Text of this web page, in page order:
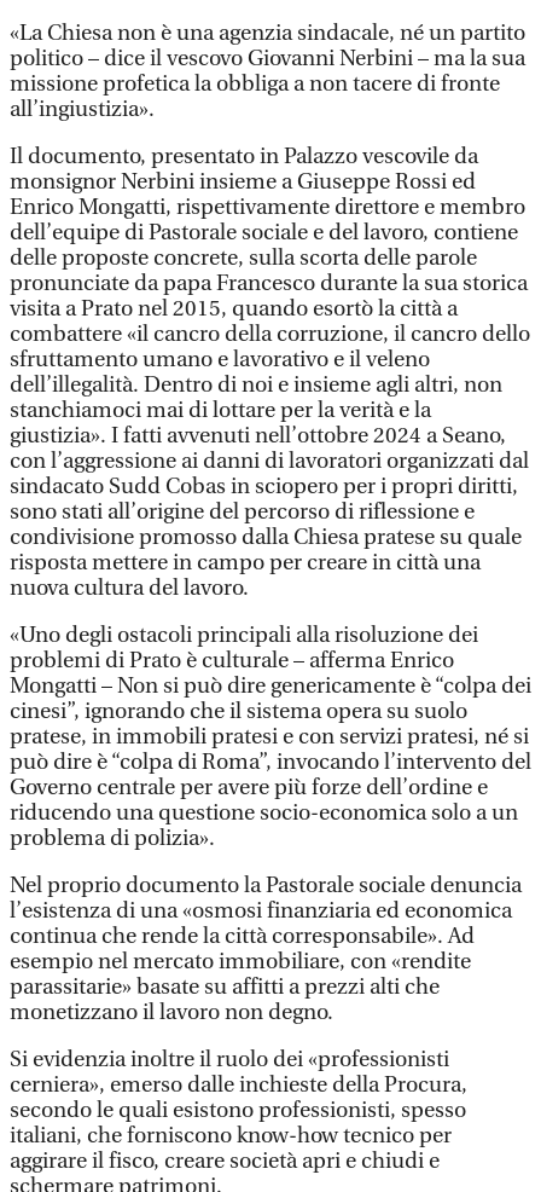
«La Chiesa non è una agenzia sindacale, né un partito
politico – dice il vescovo Giovanni Nerbini – ma la sua
missione profetica la obbliga a non tacere di fronte
all’ingiustizia».
Il documento, presentato in Palazzo vescovile da
monsignor Nerbini insieme a Giuseppe Rossi ed
Enrico Mongatti, rispettivamente direttore e membro
dell’equipe di Pastorale sociale e del lavoro, contiene
delle proposte concrete, sulla scorta delle parole
pronunciate da papa Francesco durante la sua storica
visita a Prato nel 2015, quando esortò la città a
combattere «il cancro della corruzione, il cancro dello
sfruttamento umano e lavorativo e il veleno
dell’illegalità. Dentro di noi e insieme agli altri, non
stanchiamoci mai di lottare per la verità e la
giustizia». I fatti avvenuti nell’ottobre 2024 a Seano,
con l’aggressione ai danni di lavoratori organizzati dal
sindacato Sudd Cobas in sciopero per i propri diritti,
sono stati all’origine del percorso di riflessione e
condivisione promosso dalla Chiesa pratese su quale
risposta mettere in campo per creare in città una
nuova cultura del lavoro.
«Uno degli ostacoli principali alla risoluzione dei
problemi di Prato è culturale – afferma Enrico
Mongatti – Non si può dire genericamente è “colpa dei
cinesi”, ignorando che il sistema opera su suolo
pratese, in immobili pratesi e con servizi pratesi, né si
può dire è “colpa di Roma”, invocando l’intervento del
Governo centrale per avere più forze dell’ordine e
riducendo una questione socio-economica solo a un
problema di polizia».
Nel proprio documento la Pastorale sociale denuncia
l’esistenza di una «osmosi finanziaria ed economica
continua che rende la città corresponsabile». Ad
esempio nel mercato immobiliare, con «rendite
parassitarie» basate su affitti a prezzi alti che
monetizzano il lavoro non degno.
Si evidenzia inoltre il ruolo dei «professionisti
cerniera», emerso dalle inchieste della Procura,
secondo le quali esistono professionisti, spesso
italiani, che forniscono know-how tecnico per
aggirare il fisco, creare società apri e chiudi e
schermare patrimoni.